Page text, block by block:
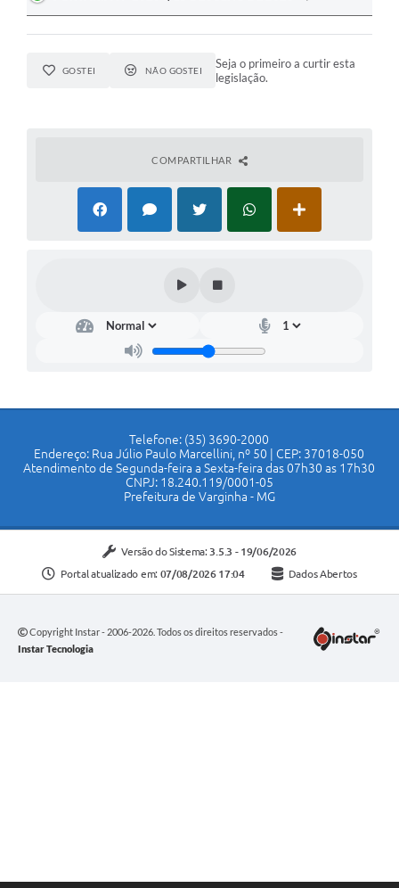
GOSTEI NÃO GOSTEI
Seja o primeiro a curtir esta
legislação.
COMPARTILHAR
Telefone: (35) 3690-2000
Endereço: Rua Júlio Paulo Marcellini, nº 50 | CEP: 37018-050
Atendimento de Segunda-feira a Sexta-feira das 07h30 as 17h30
CNPJ: 18.240.119/0001-05
Prefeitura de Varginha - MG
Versão do Sistema: 3.5.3 - 19/06/2026
Portal atualizado em: 07/08/2026 17:04 Dados Abertos
Copyright Instar - 2006-2026. Todos os direitos reservados -
Instar Tecnologia